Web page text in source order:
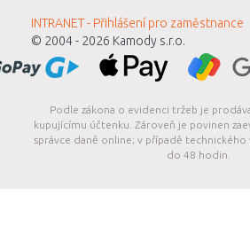
INTRANET - Přihlášení pro zaměstnance
© 2004 - 2026 Kamody s.r.o.
Podle zákona o evidenci tržeb je
kupujícímu účtenku. Zároveň je povinen
správce daně online; v případě technického
do 48 hodin.